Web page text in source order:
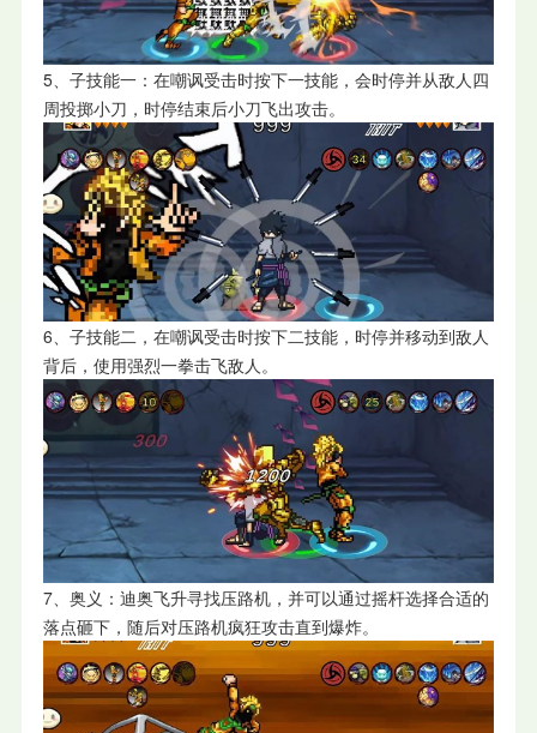
5、子技能一：在嘲讽受击时按下一技能，会时停并从敌人四
周投掷小刀，时停结束后小刀飞出攻击。
6、子技能二，在嘲讽受击时按下二技能，时停并移动到敌人
背后，使用强烈一拳击飞敌人。
7、奥义：迪奥飞升寻找压路机，并可以通过摇杆选择合适的
落点砸下，随后对压路机疯狂攻击直到爆炸。